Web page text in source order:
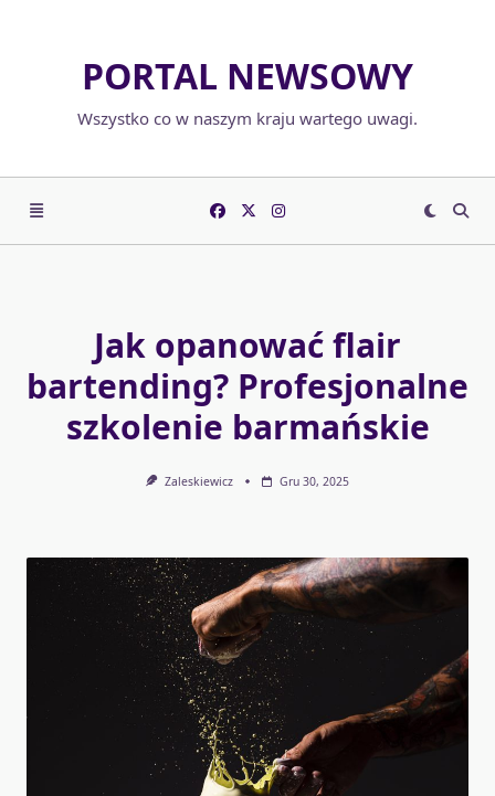
PORTAL NEWSOWY
Wszystko co w naszym kraju wartego uwagi.
Jak opanować flair
bartending? Profesjonalne
szkolenie barmańskie
Zaleskiewicz Gru 30, 2025